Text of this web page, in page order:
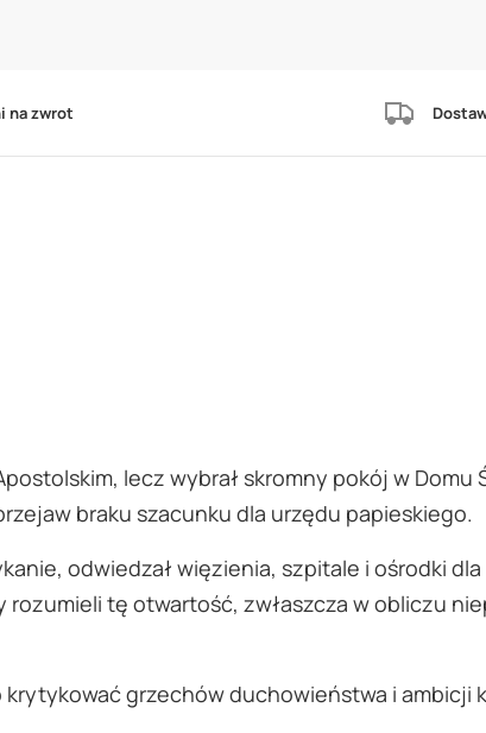
na zwrot
lecz wybrał skromny pokój w
braku szacunku dla urzędu papieskiego.
odwiedzał więzienia, szpitale i ośrodki
tę otwartość, zwłaszcza w obliczu
grzechów duchowieństwa i ambicji